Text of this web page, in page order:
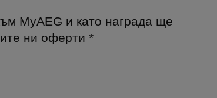
MyAEG и като награда ще
ни оферти *